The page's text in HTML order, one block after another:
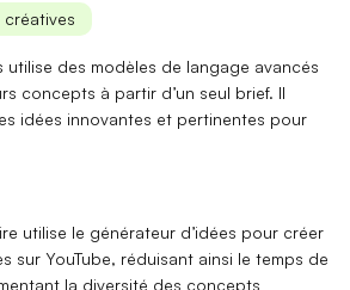
créatives
utilise des modèles de langage avancés
concepts à partir d’un seul brief. Il
idées innovantes et pertinentes pour
utilise le générateur d’idées pour créer
sur YouTube, réduisant ainsi le temps de
la diversité des concepts